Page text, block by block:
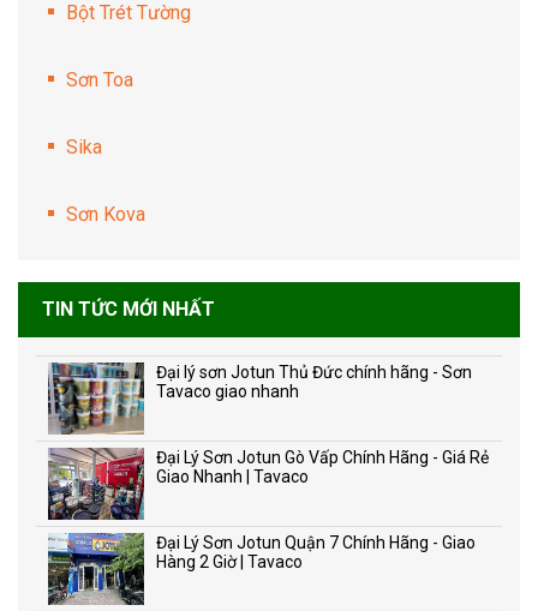
Bột Trét Tường
Sơn Toa
Sika
Sơn Kova
TIN TỨC MỚI NHẤT
Đại lý sơn Jotun Thủ Đức chính hãng - Sơn
Tavaco giao nhanh
Đại Lý Sơn Jotun Gò Vấp Chính Hãng - Giá Rẻ
Giao Nhanh | Tavaco
Đại Lý Sơn Jotun Quận 7 Chính Hãng - Giao
Hàng 2 Giờ | Tavaco